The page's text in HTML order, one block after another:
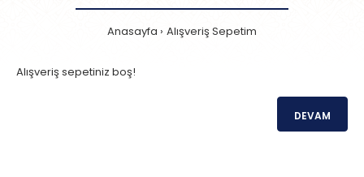
Anasayfa Alışveriş Sepetim
Alışveriş sepetiniz boş!
DEVAM